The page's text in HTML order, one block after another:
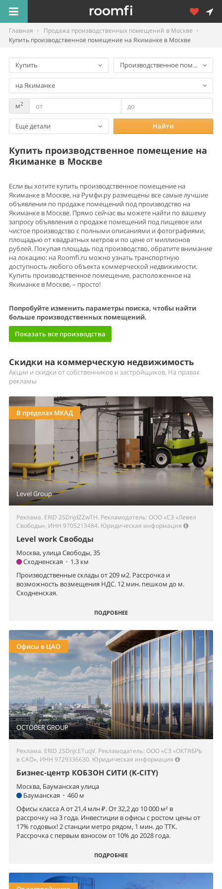
Главная
Продажа производственных помещений в Москве
Купить производственное помещение на Якиманке в Москве
Купить Производственное помещение
на Якиманке
м2
Еще детали Найти
Купить производственное помещение на
Якиманке в Москве
Если вы хотите купить производственное помещение на
Якиманке в Москве, на Румфи.ру размещены все самые лучшие
объявления по продаже помещений под производство на
Якиманке в Москве. Прямо сейчас вы можете найти по вашему
запросу объявления о продаже помещений под пищевое или
чистое производство с полными описаниями и фотографиями,
площадью от квадратных метров и по цене от миллионов
рублей. Покупая площадь под производство, обратите внимание
на локацию: на Roomfi.ru можно узнать транспортную
доступность любого объекта коммерческой недвижимости.
Купить производственное помещение, расположенное на
Якиманке в Москве, – просто!
Попробуйте изменить параметры поиска, чтобы найти
больше производственных помещений.
Показать все производства
Скидки на коммерческую недвижимость
Акции и скидки от собственников и застройщиков. На правах
рекламы
Level Group
В пределах МКАД
Реклама. ERID 2SDnjdZZwTH. Рекламодатель: ООО «СЗ «Левел
Свободы», ИНН 9705213484. Юридическая информация
Level work Свободы
Москва, улица Свободы, 35
Сходненская • 1.3 км
Производственные склады от 209 м2. Рассрочка и
возможность возмещения НДС. 12 мин. пешком до м.
Сходненская.
ПОДРОБНЕЕ
OCTOBER GROUP
Офисы в ЦАО
Реклама. ERID 2SDnjcETuqV. Рекламодатель: ООО «СЗ «ОКТЯБРЬ
в САО», ИНН 9729336630. Юридическая информация
Бизнес-центр КОБЗОН СИТИ (K-CITY)
Москва, Бауманская улица
Бауманская • 460 м
Офисы класса А от 21,4 млн ₽. От 32,2 до 10 000 м² в
рассрочку на 3 года. Инвестиции в офисы с ростом цены от
17% годовых! 2 станции метро рядом, 1 мин. до ТТК.
Рассрочка с первым взносом от 10% до 2028 года.
ПОДРОБНЕЕ